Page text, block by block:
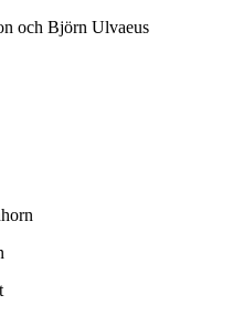
och Björn Ulvaeus